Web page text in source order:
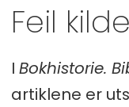
Feil
I Bokhistorie.
artiklene er